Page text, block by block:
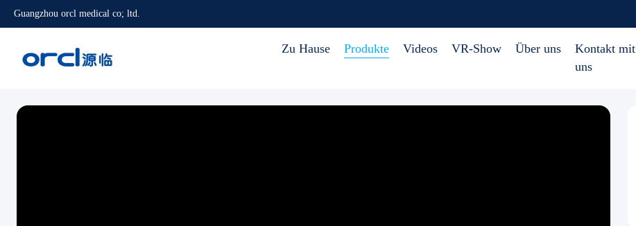
Guangzhou orcl medical co; ltd.
Zu Hause Produkte Videos VR-Show Über uns
Kontakt mit
uns